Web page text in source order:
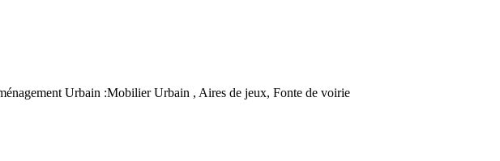
Urbain :Mobilier Urbain , Aires de jeux, Fonte de voirie